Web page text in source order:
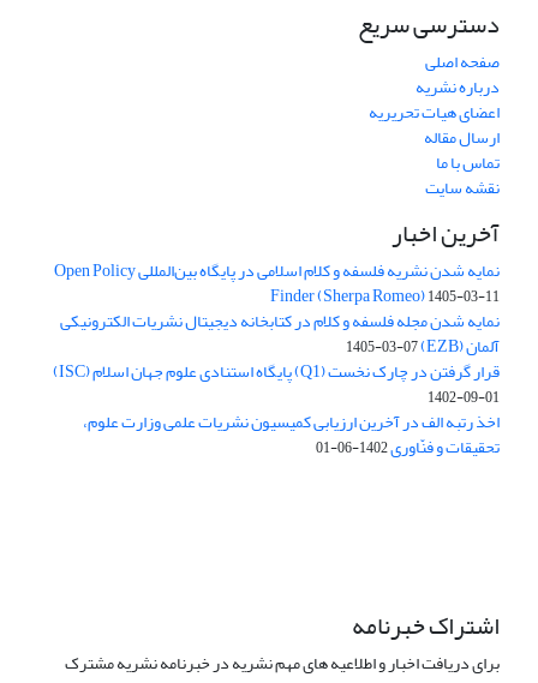
دسترسی سریع
صفحه اصلی
درباره نشریه
اعضای هیات تحریریه
ارسال مقاله
تماس با ما
نقشه سایت
آخرین اخبار
نمایه شدن نشریه فلسفه و کلام اسلامی در پایگاه بین‌المللی Open Policy
Finder (Sherpa Romeo)1405-03-11
نمایه شدن مجله فلسفه و کلام در کتابخانه دیجیتال نشریات الکترونیکی
آلمان (EZB) 1405-03-07
قرار گرفتن در چارک نخست (Q1) پایگاه استنادی علوم جهان اسلام (ISC)
1402-09-01
اخذ رتبه الف در آخرین ارزیابی کمیسیون نشریات علمی وزارت علوم،
تحقیقات و فنّاوری1402-06-01
اشتراک خبرنامه
برای دریافت اخبار و اطلاعیه های مهم نشریه در خبرنامه نشریه مشترک